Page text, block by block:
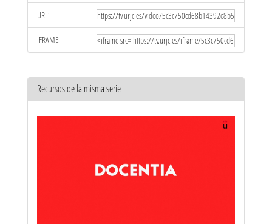
URL:
IFRAME:
Recursos de la misma serie